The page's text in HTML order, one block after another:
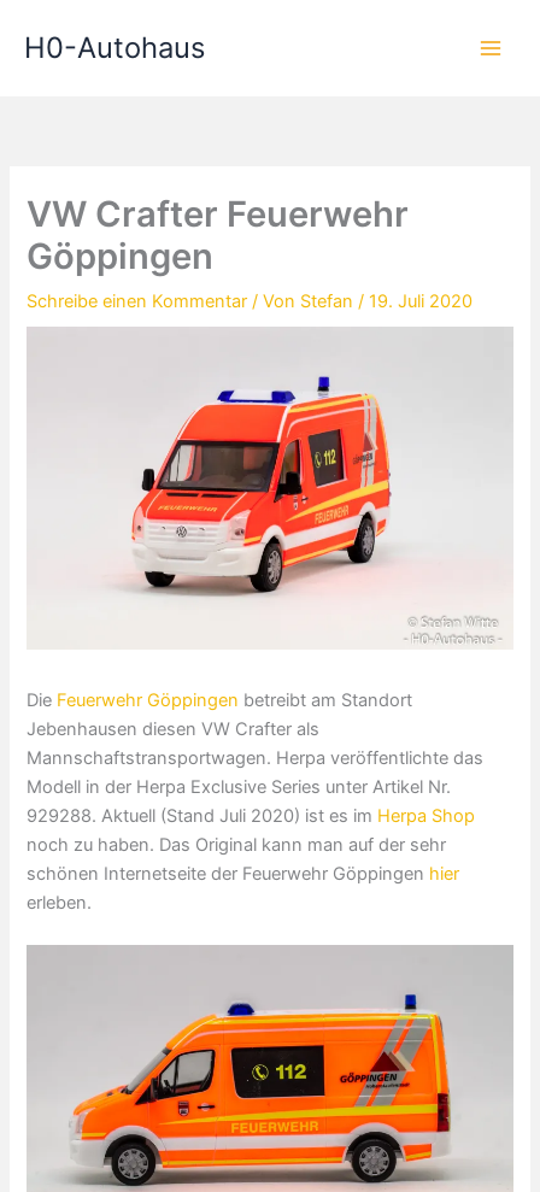
InhaltH0-Autohaus
VW Crafter Feuerwehr
Göppingen
Schreibe einen Kommentar / Von Stefan/19. Juli 2020
Die Feuerwehr Göppingen betreibt am Standort
Jebenhausen diesen VW Crafter als
Mannschaftstransportwagen. Herpa veröffentlichte das
Modell in der Herpa Exclusive Series unter Artikel Nr.
929288. Aktuell (Stand Juli 2020) ist es im Herpa Shop
noch zu haben. Das Original kann man auf der sehr
schönen Internetseite der Feuerwehr Göppingen hier
erleben.